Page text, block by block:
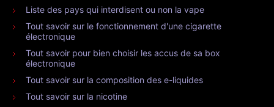
Liste des pays qui interdisent ou non la vape
Tout savoir sur le fonctionnement d'une cigarette
électronique
Tout savoir pour bien choisir les accus de sa box
électronique
Tout savoir sur la composition des e-liquides
Tout savoir sur la nicotine